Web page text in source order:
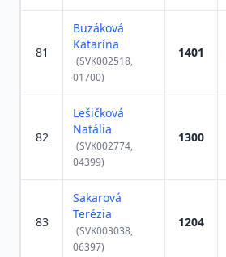
81
Buzáková
Katarína
(SVK002518,
01700)
1401
82
Lešičková
Natália
(SVK002774,
04399)
1300
83
Sakarová
Terézia
(SVK003038,
06397)
1204